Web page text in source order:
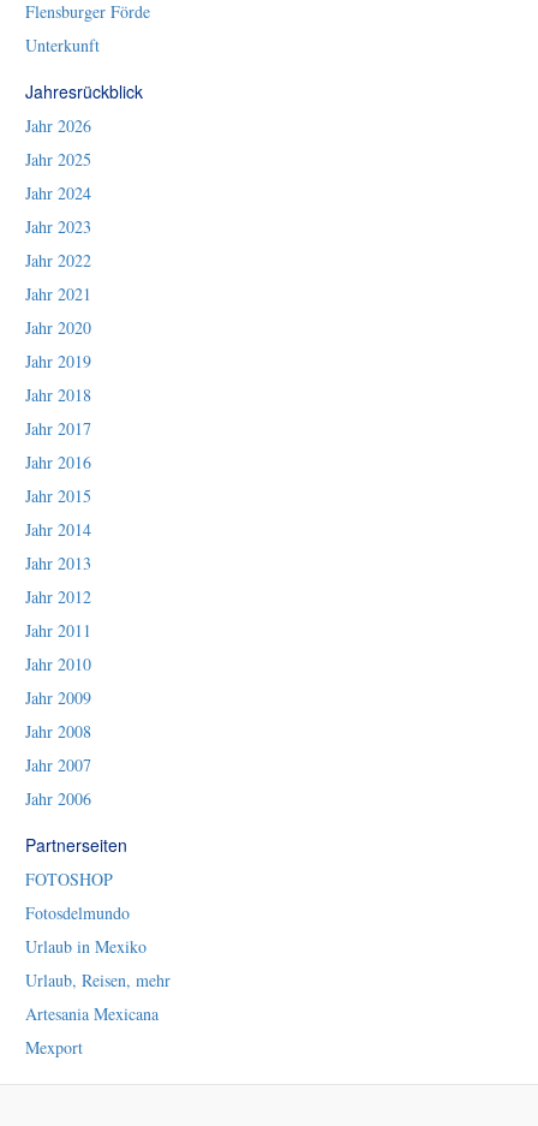
Flensburger Förde
Unterkunft
Jahresrückblick
Jahr 2026
Jahr 2025
Jahr 2024
Jahr 2023
Jahr 2022
Jahr 2021
Jahr 2020
Jahr 2019
Jahr 2018
Jahr 2017
Jahr 2016
Jahr 2015
Jahr 2014
Jahr 2013
Jahr 2012
Jahr 2011
Jahr 2010
Jahr 2009
Jahr 2008
Jahr 2007
Jahr 2006
Partnerseiten
FOTOSHOP
Fotosdelmundo
Urlaub in Mexiko
Urlaub, Reisen, mehr
Artesania Mexicana
Mexport